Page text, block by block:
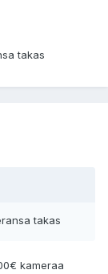
takas
takas
kameraa